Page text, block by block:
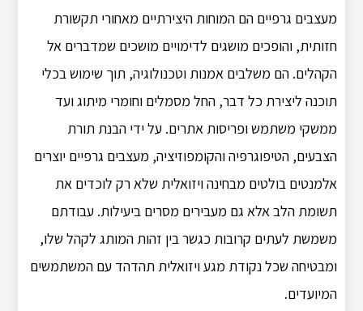
מעצבים גרפיים הם המוחות היצירתיים מאחורי תקשורת
חזותית, והופכים מושגים לדימויים מושכים שמדברים אל
הקהלים. הם משלבים אמנות וטכנולוגיה, תוך שימוש בכלי
תוכנה ליצירת כל דבר, החל מסמלים וחומרי מיתוג ועד
ממשקי משתמש ופריסות אתרים. על ידי הבנת תורת
הצבעים, הטיפוגרפיה והקומפוזיציה, מעצבים גרפיים יוצרים
אלמנטים בולטים מבחינה ויזואלית שלא רק לוכדים את
תשומת הלב אלא גם מעבירים מסרים ביעילות. עבודתם
משמשת לעתים קרובות כגשר בין זהות המותג לקהל שלו,
ומבטיחה שכל נקודת מגע ויזואלית תהדהד עם המשתמשים
המיועדים.